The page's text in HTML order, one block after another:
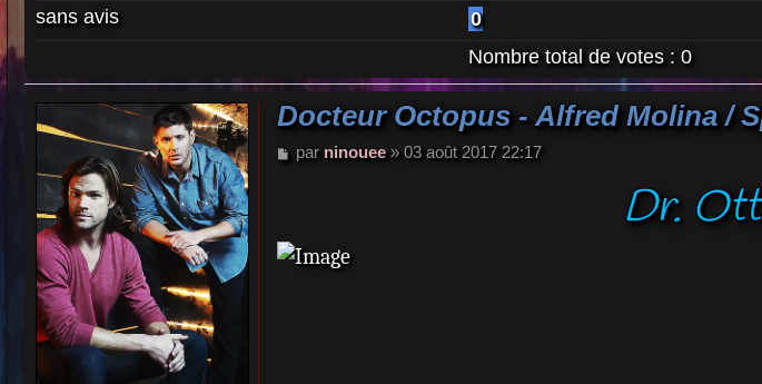
sans avis
0
Nombre total de votes : 0
Docteur Octopus - Alfred Molina /
M
g
e
par ninouee» 03 août 2017 22:17
Dr.